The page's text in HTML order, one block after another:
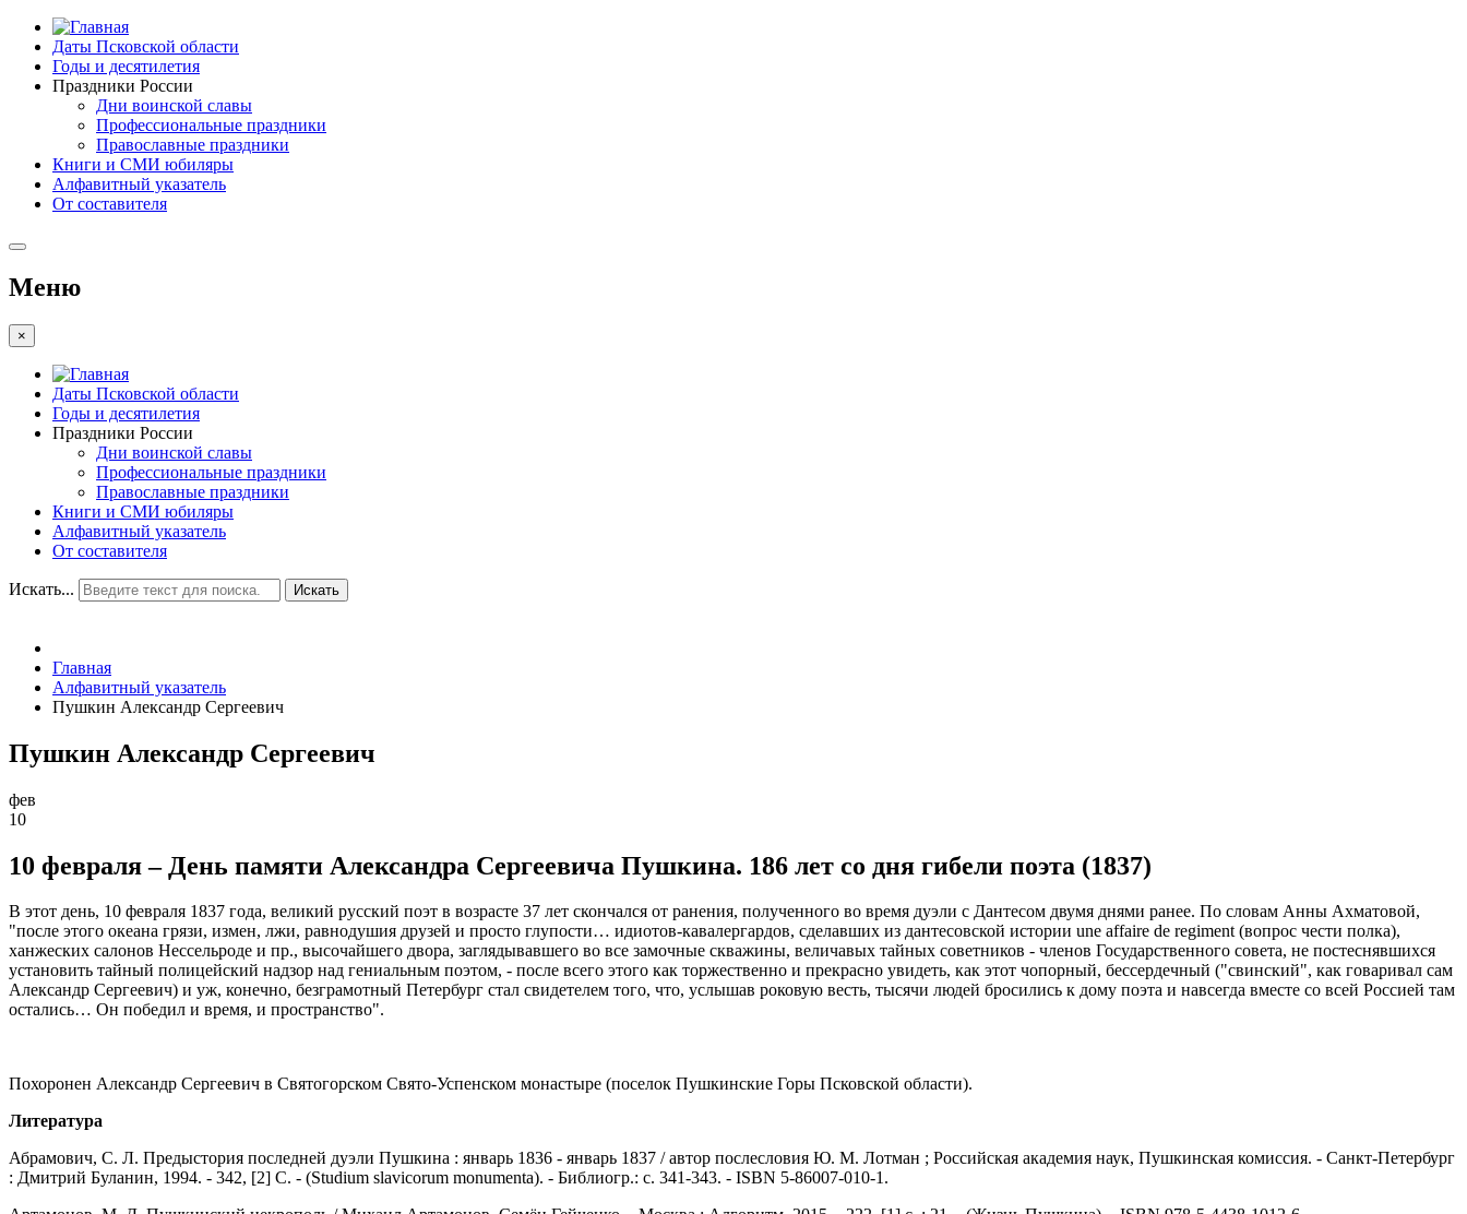
Даты Псковской области
Годы и десятилетия
Праздники России
Дни воинской славы
Профессиональные праздники
Православные праздники
Книги и СМИ юбиляры
Алфавитный указатель
От составителя
Меню
×
Даты Псковской области
Годы и десятилетия
Праздники России
Дни воинской славы
Профессиональные праздники
Православные праздники
Книги и СМИ юбиляры
Алфавитный указатель
От составителя
Искать... Искать
Главная
Алфавитный указатель
Пушкин Александр Сергеевич
Пушкин Александр Сергеевич
фев
10
10 февраля – День памяти Александра Сергеевича Пушкина. 186 лет со дня гибели поэта (1837)
В этот день, 10 февраля 1837 года, великий русский поэт в возрасте 37 лет скончался от ранения, полученного во время дуэли с Дантесом двумя днями ранее. По словам Анны Ахматовой,
"после этого океана грязи, измен, лжи, равнодушия друзей и просто глупости… идиотов-кавалергардов, сделавших из дантесовской истории une affaire de regiment (вопрос чести полка),
ханжеских салонов Нессельроде и пр., высочайшего двора, заглядывавшего во все замочные скважины, величавых тайных советников - членов Государственного совета, не постеснявшихся
установить тайный полицейский надзор над гениальным поэтом, - после всего этого как торжественно и прекрасно увидеть, как этот чопорный, бессердечный ("свинский", как говаривал сам
Александр Сергеевич) и уж, конечно, безграмотный Петербург стал свидетелем того, что, услышав роковую весть, тысячи людей бросились к дому поэта и навсегда вместе со всей Россией там
остались… Он победил и время, и пространство".
Похоронен Александр Сергеевич в Святогорском Свято-Успенском монастыре (поселок Пушкинские Горы Псковской области).
Литература
Абрамович, С. Л. Предыстория последней дуэли Пушкина : январь 1836 - январь 1837 / автор послесловия Ю. М. Лотман ; Российская академия наук, Пушкинская комиссия. - Санкт-Петербург
: Дмитрий Буланин, 1994. - 342, [2] С. - (Studium slavicorum monumenta). - Библиогр.: с. 341-343. - ISBN 5-86007-010-1.